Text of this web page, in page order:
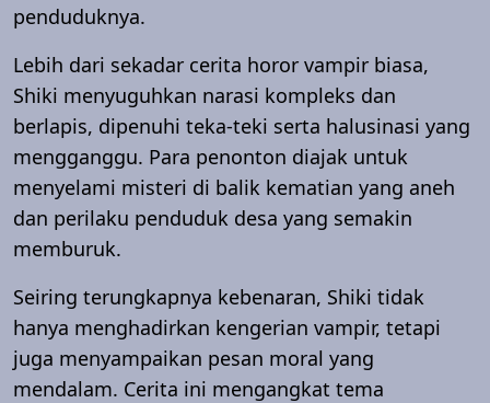
penduduknya.
Lebih dari sekadar cerita horor vampir biasa,
Shiki menyuguhkan narasi kompleks dan
berlapis, dipenuhi teka-teki serta halusinasi yang
mengganggu. Para penonton diajak untuk
menyelami misteri di balik kematian yang aneh
dan perilaku penduduk desa yang semakin
memburuk.
Seiring terungkapnya kebenaran, Shiki tidak
hanya menghadirkan kengerian vampir, tetapi
juga menyampaikan pesan moral yang
mendalam. Cerita ini mengangkat tema